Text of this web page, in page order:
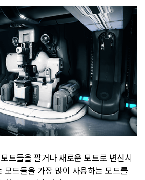
드들을 팔거나 새로운 모드로 변신시
모드들을 가장 많이 사용하는 모드를